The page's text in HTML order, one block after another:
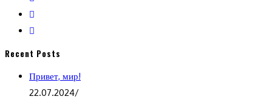
Recent Posts
Привет, мир!
22.07.2024/